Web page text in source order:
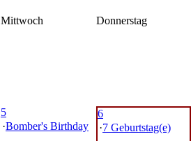
Mittwoch Donnerstag
5
·Bomber's Birthday
6
·7 Geburtstag(e)